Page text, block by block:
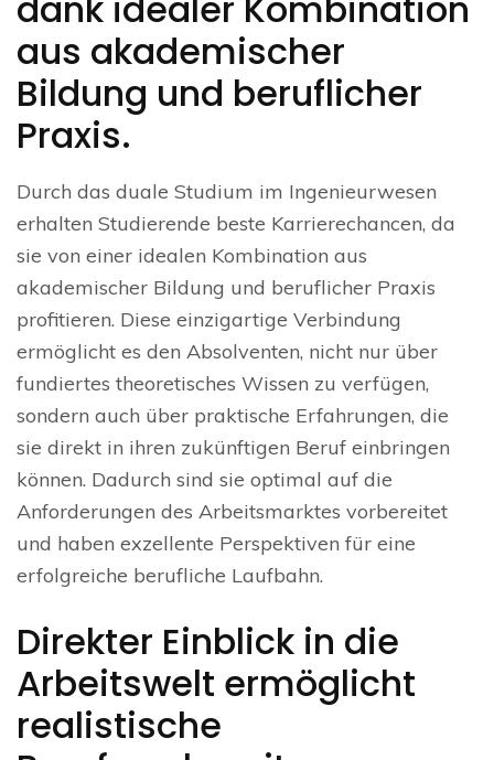
aus akademischer
Bildung und beruflicher
Praxis.
Durch das duale Studium im Ingenieurwesen
erhalten Studierende beste Karrierechancen, da
sie von einer idealen Kombination aus
akademischer Bildung und beruflicher Praxis
profitieren. Diese einzigartige Verbindung
ermöglicht es den Absolventen, nicht nur über
fundiertes theoretisches Wissen zu verfügen,
sondern auch über praktische Erfahrungen, die
sie direkt in ihren zukünftigen Beruf einbringen
können. Dadurch sind sie optimal auf die
Anforderungen des Arbeitsmarktes vorbereitet
und haben exzellente Perspektiven für eine
erfolgreiche berufliche Laufbahn.
Direkter Einblick in die
Arbeitswelt ermöglicht
realistische